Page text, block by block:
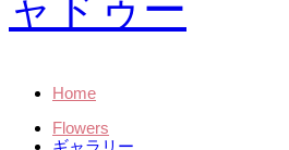
Home
Flowers
ギャラリー